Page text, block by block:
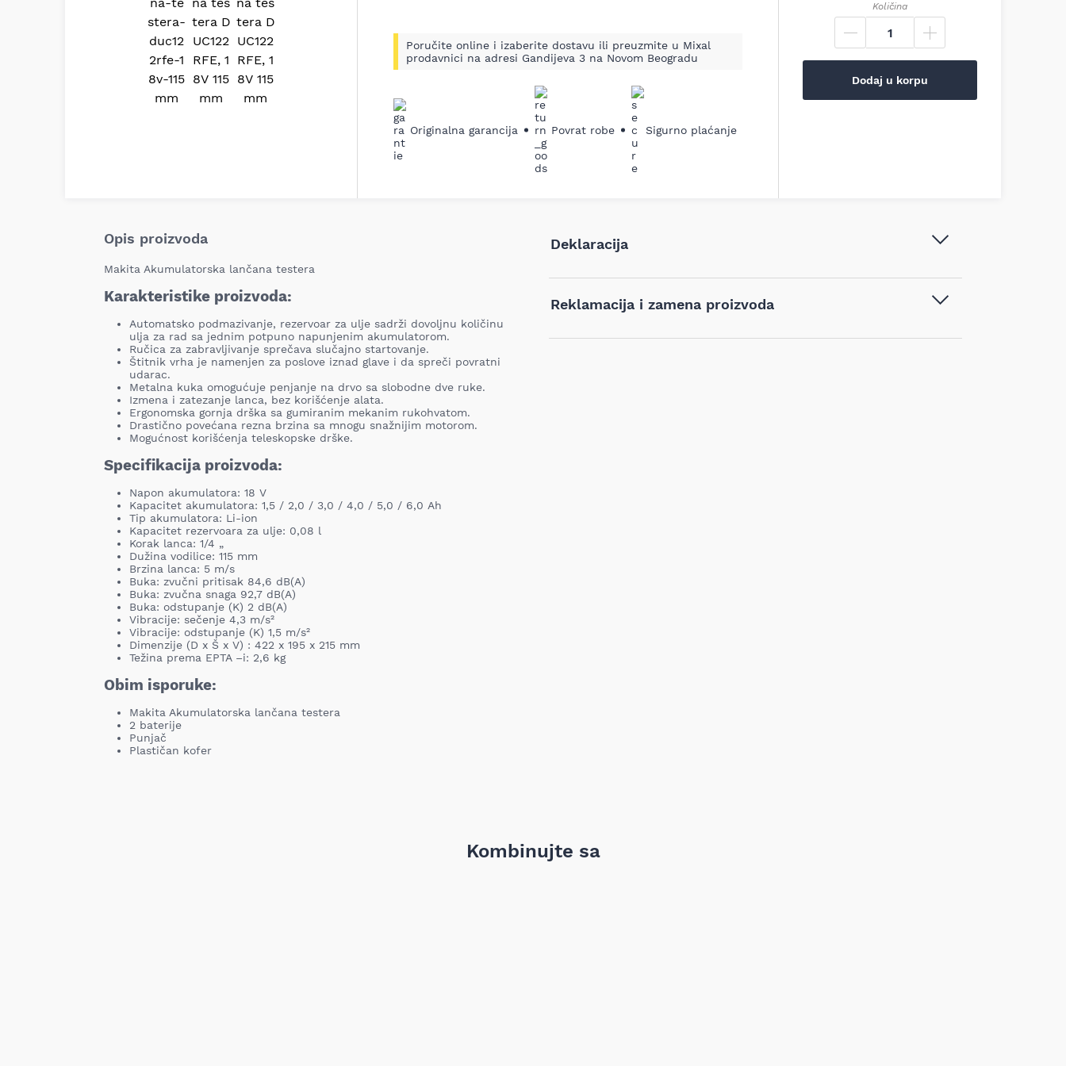
Poručite online i izaberite dostavu ili preuzmite u Mixal
prodavnici na adresi Gandijeva 3 na Novom Beogradu
Originalna garancija Povrat robe Sigurno plaćanje
Količina
Dodaj u korpu
Opis proizvoda
Makita Akumulatorska lančana testera
Karakteristike proizvoda:
Automatsko podmazivanje, rezervoar za ulje sadrži dovoljnu količinu
ulja za rad sa jednim potpuno napunjenim akumulatorom.
Ručica za zabravljivanje sprečava slučajno startovanje.
Štitnik vrha je namenjen za poslove iznad glave i da spreči povratni
udarac.
Metalna kuka omogućuje penjanje na drvo sa slobodne dve ruke.
Izmena i zatezanje lanca, bez korišćenje alata.
Ergonomska gornja drška sa gumiranim mekanim rukohvatom.
Drastično povećana rezna brzina sa mnogu snažnijim motorom.
Mogućnost korišćenja teleskopske drške.
Specifikacija proizvoda:
Napon akumulatora: 18 V
Kapacitet akumulatora: 1,5 / 2,0 / 3,0 / 4,0 / 5,0 / 6,0 Ah
Tip akumulatora: Li-ion
Kapacitet rezervoara za ulje: 0,08 l
Korak lanca: 1/4 „
Dužina vodilice: 115 mm
Brzina lanca: 5 m/s
Buka: zvučni pritisak 84,6 dB(A)
Buka: zvučna snaga 92,7 dB(A)
Buka: odstupanje (K) 2 dB(A)
Vibracije: sečenje 4,3 m/s²
Vibracije: odstupanje (K) 1,5 m/s²
Dimenzije (D x Š x V) : 422 x 195 x 215 mm
Težina prema EPTA –i: 2,6 kg
Obim isporuke:
Makita Akumulatorska lančana testera
2 baterije
Punjač
Plastičan kofer
Deklaracija
testera DUC122RFE, 18V 115mm
Reklamacija i zamena proizvoda
Kombinujte sa